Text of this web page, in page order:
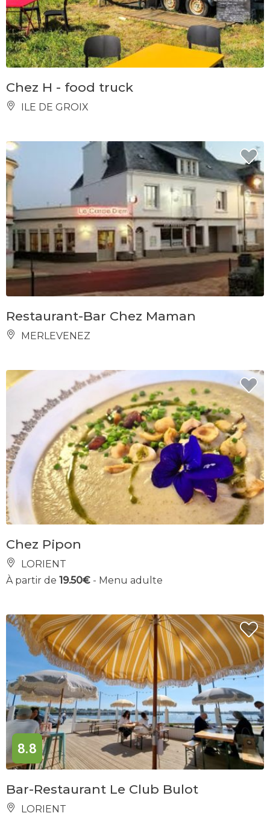
Chez H - food truck
ILE DE GROIX
Restaurant-Bar Chez Maman
MERLEVENEZ
Chez Pipon
LORIENT
À partir de 19.50€ - Menu adulte
8.8
Bar-Restaurant Le Club Bulot
LORIENT